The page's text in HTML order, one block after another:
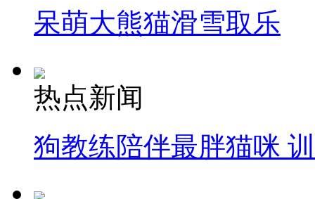
呆萌大熊猫滑雪取乐
热点新闻
狗教练陪伴最胖猫咪